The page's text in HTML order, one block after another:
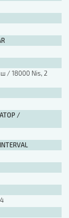
/ 18000 Nis, 2
/